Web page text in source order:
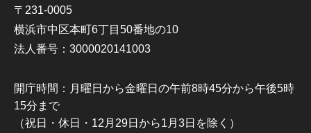
〒231-0005
横浜市中区本町6丁目50番地の10
法人番号：3000020141003
開庁時間：月曜日から金曜日の午前8時45分から午後5時
15分まで
（祝日・休日・12月29日から1月3日を除く）